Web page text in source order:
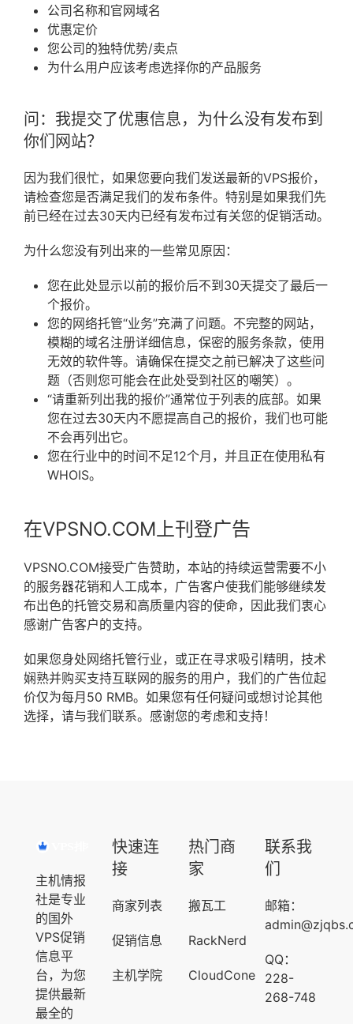
公司名称和官网域名
优惠定价
您公司的独特优势/卖点
为什么用户应该考虑选择你的产品服务
问：我提交了优惠信息， 为什么没有发布到
你们网站？
因为我们很忙， 如果您要向我们发送最新的VPS报价，
请检查您是否满足我们的发布条件。 特别是如果我们先
前已经在过去30天内已经有发布过有关您的促销活动。
为什么您没有列出来的一些常见原因：
您在此处显示以前的报价后不到30天提交了最后一
个报价。
您的网络托管“业务”充满了问题。 不完整的网站，
模糊的域名注册详细信息，保密的服务条款，使用
无效的软件等。请确保在提交之前已解决了这些问
题（否则您可能会在此处受到社区的嘲笑）。
“请重新列出我的报价”通常位于列表的底部。 如果
您在过去30天内不愿提高自己的报价，我们也可能
不会再列出它。
您在行业中的时间不足12个月，并且正在使用私有
WHOIS。
在VPSNO.COM上刊登广告
VPSNO.COM接受广告赞助，本站的持续运营需要不小
的服务器花销和人工成本， 广告客户使我们能够继续发
布出色的托管交易和高质量内容的使命，因此我们衷心
感谢广告客户的支持。
如果您身处网络托管行业，或正在寻求吸引精明，技术
娴熟并购买支持互联网的服务的用户， 我们的广告位起
价仅为每月50 RMB。 如果您有任何疑问或想讨论其他
选择，请与我们联系。 感谢您的考虑和支持！
主机情报
社是专业
的国外
VPS促销
信息平
台，为您
提供最新
最全的
快速连
接
商家列表
促销信息
主机学院
热门商
家
搬瓦工
RackNerd
CloudCone
联系我
们
邮箱：
QQ：
228-
268-748